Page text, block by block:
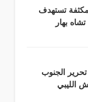
تستهدف
بهار
الجنوب
الليبي